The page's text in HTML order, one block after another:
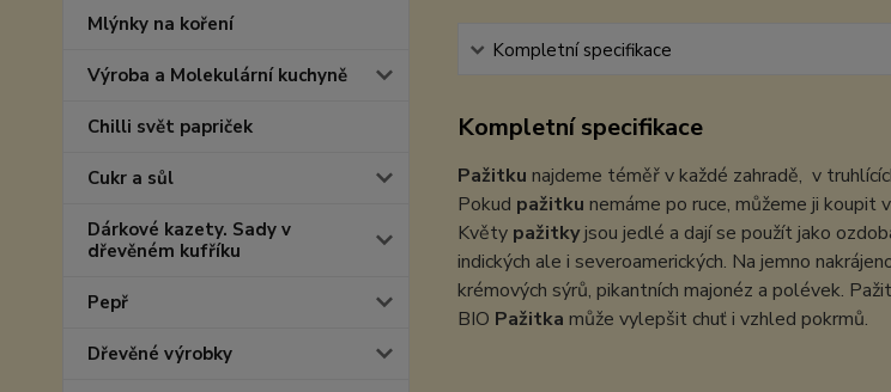
Mlýnky na koření
Výroba a Molekulární kuchyně
Chilli svět papriček
Cukr a sůl
Dárkové kazety. Sady v
dřevěném kufříku
Pepř
Dřevěné výrobky
Kompletní specifikace
Kompletní specifikace
Pažitku najdeme téměř v každé zahradě, v
Pokud pažitku nemáme po ruce, můžeme ji koupit
Květy pažitkyjsou jedlé a dají se použít jako
indických ale i severoamerických. Na jemno
krémových sýrů, pikantních majonéz a polévek.
BIO Pažitka může vylepšit chuť i vzhled pokrmů.